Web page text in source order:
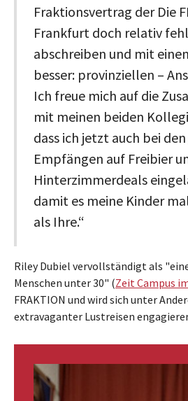
Fraktionsvertrag der Die
Frankfurt doch relativ
abschreiben und mit
besser: provinziellen –
Ich freue mich auf die
mit meinen beiden
dass ich jetzt auch bei
Empfängen auf Freibier
Hinterzimmerdeals
damit es meine Kinder
als Ihre.“
Riley Dubiel vervollständigt als
Menschen unter 30" (Zeit Campus
FRAKTION und wird sich unter
extravaganter Lustreisen